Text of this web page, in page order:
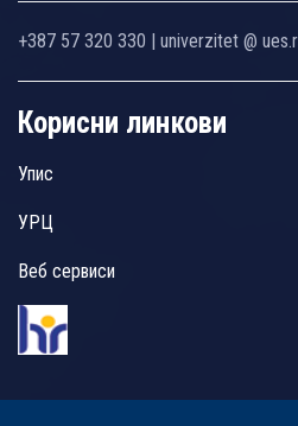
+387 57 320 330 | univerzitet @
Корисни линкови
Упис
УРЦ
Веб сервиси